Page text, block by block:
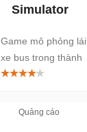
Simulator
Game mô phỏng lái
xe bus trong thành
phố